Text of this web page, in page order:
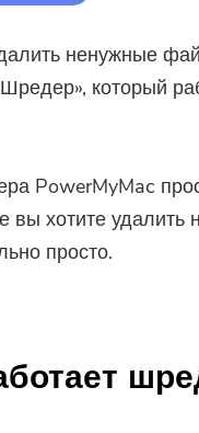
ненужные
который
PowerMyMac
вы хотите удалить
просто.